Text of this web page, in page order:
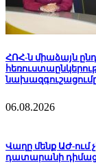
ՀՌՀ-ն միաձայն
06.08.2026
Վաղը մենք ԱԺ-ում
դատարանի